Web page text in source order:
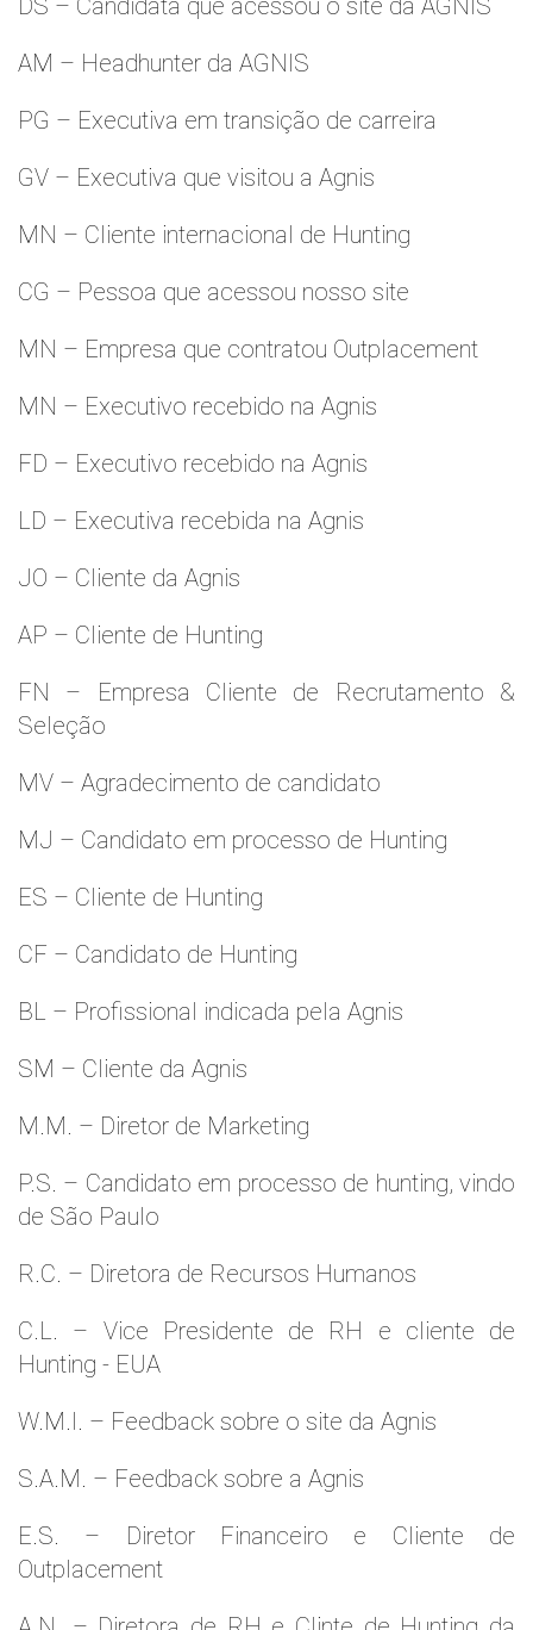
DS – Candidata que acessou o site da AGNIS
AM – Headhunter da AGNIS
PG – Executiva em transição de carreira
GV – Executiva que visitou a Agnis
MN – Cliente internacional de Hunting
CG – Pessoa que acessou nosso site
MN – Empresa que contratou Outplacement
MN – Executivo recebido na Agnis
FD – Executivo recebido na Agnis
LD – Executiva recebida na Agnis
JO – Cliente da Agnis
AP – Cliente de Hunting
FN – Empresa Cliente de Recrutamento &
Seleção
MV – Agradecimento de candidato
MJ – Candidato em processo de Hunting
ES – Cliente de Hunting
CF – Candidato de Hunting
BL – Profissional indicada pela Agnis
SM – Cliente da Agnis
M.M. – Diretor de Marketing
P.S. – Candidato em processo de hunting, vindo
de São Paulo
R.C. – Diretora de Recursos Humanos
C.L. – Vice Presidente de RH e cliente de
Hunting - EUA
W.M.l. – Feedback sobre o site da Agnis
S.A.M. – Feedback sobre a Agnis
E.S. – Diretor Financeiro e Cliente de
Outplacement